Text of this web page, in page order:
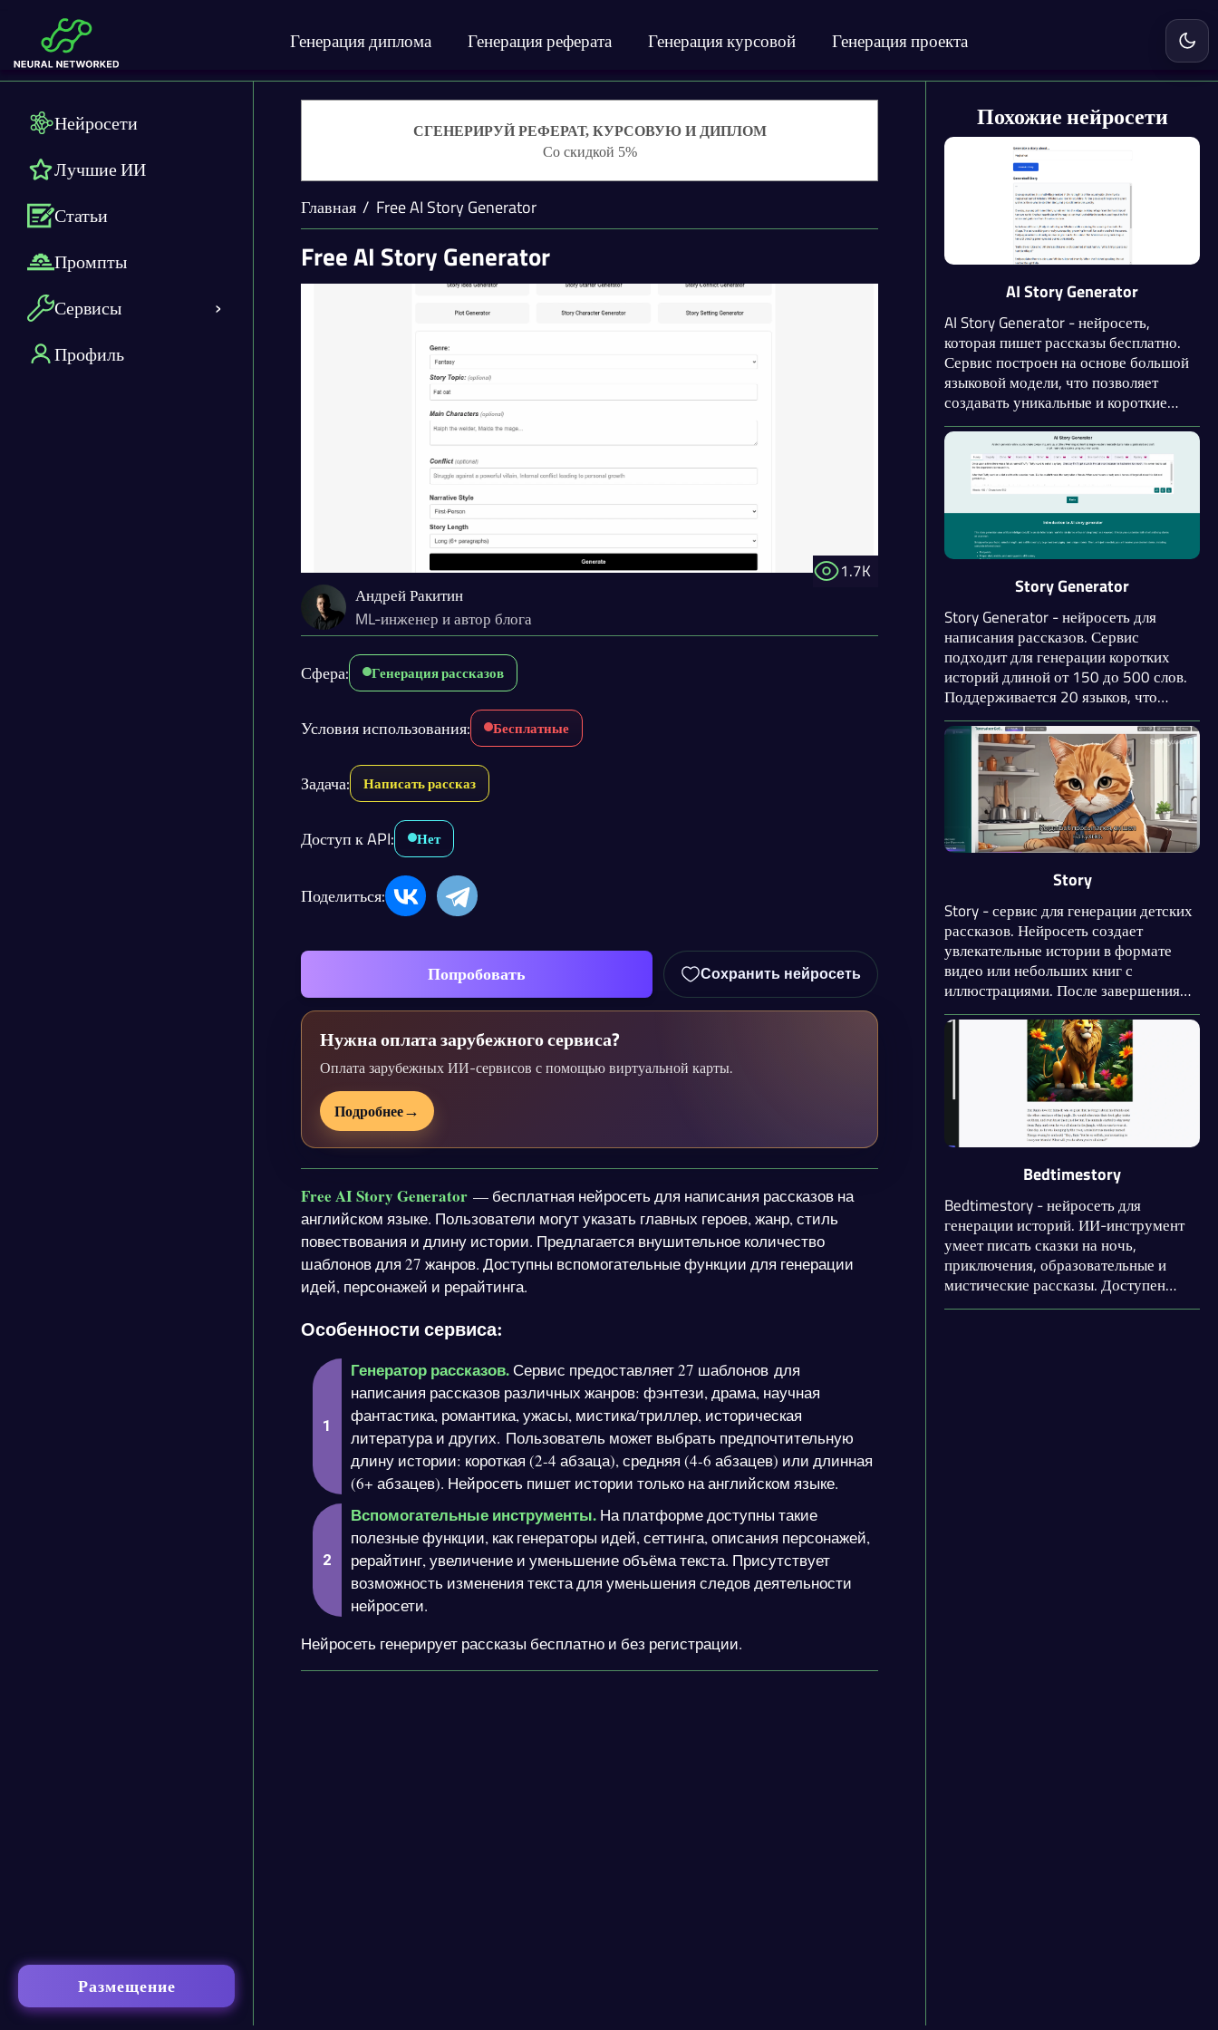
Генерация диплома Генерация реферата Генерация курсовой Генерация проекта
Нейросети
Лучшие ИИ
Статьи
Промпты
Сервисы
Профиль
Размещение
СГЕНЕРИРУЙ РЕФЕРАТ, КУРСОВУЮ И ДИПЛОМ
Со скидкой 5%
Главная Free AI Story Generator
Free AI Story Generator
1.7K
Андрей Ракитин
ML-инженер и автор блога
Сфера: Генерация рассказов
Условия использования: Бесплатные
Задача: Написать рассказ
Доступ к API: Нет
Поделиться:
Попробовать Сохранить нейросеть
Нужна оплата зарубежного сервиса?
Оплата зарубежных ИИ-сервисов с помощью виртуальной карты.
Подробнее→
Free AI Story Generator— бесплатная нейросеть для написания рассказов на
английском языке. Пользователи могут указать главных героев, жанр, стиль
повествования и длину истории. Предлагается внушительное количество
шаблонов для 27 жанров. Доступны вспомогательные функции для генерации
идей, персонажей и рерайтинга.
Особенности сервиса:
Генератор рассказов.Сервис предоставляет 27 шаблонов для
написания рассказов различных жанров: фэнтези, драма, научная
фантастика, романтика, ужасы, мистика/триллер, историческая
литература и других. Пользователь может выбрать предпочтительную
длину истории: короткая (2-4 абзаца), средняя (4-6 абзацев) или длинная
(6+ абзацев). Нейросеть пишет истории только на английском языке.
Вспомогательные инструменты.На платформе доступны такие
полезные функции, как генераторы идей, сеттинга, описания персонажей,
рерайтинг, увеличение и уменьшение объёма текста. Присутствует
возможность изменения текста для уменьшения следов деятельности
нейросети.
Нейросеть генерирует рассказы бесплатно и без регистрации.
Похожие нейросети
AI Story Generator
AI Story Generator - нейросеть,
которая пишет рассказы бесплатно.
Сервис построен на основе большой
языковой модели, что позволяет
создавать уникальные и короткие
истории. Нейросеть придумает
рассказ в указанном вами жанре.
Если потребуется, вы можете
сгенерировать столько историй,
сколько потребуется. Рекомендуется
использовать английский язык.
Story Generator
Story Generator - нейросеть для
написания рассказов. Сервис
подходит для генерации коротких
историй длиной от 150 до 500 слов.
Поддерживается 20 языков, что
особенно полезно для учащихся,
которым требуется написать рассказ
на иностранном языке. Доступен
выбор из 10 жанров и настройка
уровня творчества.
Story
Story - сервис для генерации детских
рассказов. Нейросеть создает
увлекательные истории в формате
видео или небольших книг с
иллюстрациями. После завершения
генерации можно редактировать
сюжетные линии, изображения и
персонажей. Доступен просмотр
рассказов, созданных другими
пользователями.
Bedtimestory
Bedtimestory - нейросеть для
генерации историй. ИИ-инструмент
умеет писать сказки на ночь,
приключения, образовательные и
мистические рассказы. Доступен
выбор возраста читателя, стиля